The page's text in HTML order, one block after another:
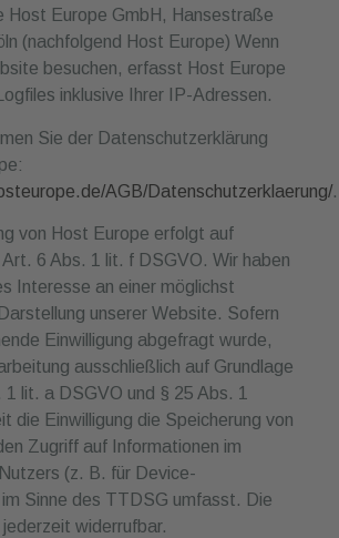
Host Europe GmbH, Hansestraße
(nachfolgend Host Europe) Wenn
besuchen, erfasst Host Europe
inklusive Ihrer IP-Adressen.
Sie der Datenschutzerklärung
AGB/Datenschutzerklaerung/.
von Host Europe erfolgt auf
Art. 6 Abs. 1 lit. f DSGVO. Wir haben
Interesse an einer möglichst
unserer Website. Sofern
Einwilligung abgefragt wurde,
ausschließlich auf Grundlage
lit. a DSGVO und § 25 Abs. 1
die Einwilligung die Speicherung von
Zugriff auf Informationen im
(z. B. für Device-
im Sinne des TTDSG umfasst. Die
jederzeit widerrufbar.